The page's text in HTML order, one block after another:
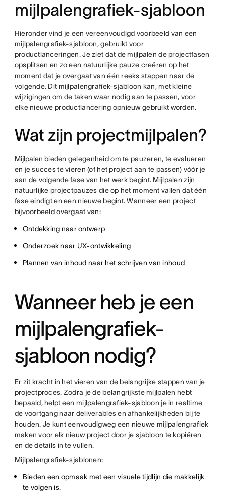
mijlpalengrafiek-sjabloon
Hieronder vind je een vereenvoudigd voorbeeld van een
mijlpalengrafiek-sjabloon, gebruikt voor
productlanceringen. Je ziet dat de mijlpalen de projectfasen
opsplitsen en zo een natuurlijke pauze creëren op het
moment dat je overgaat van één reeks stappen naar de
volgende. Dit mijlpalengrafiek-sjabloon kan, met kleine
wijzigingen om de taken waar nodig aan te passen, voor
elke nieuwe productlancering opnieuw gebruikt worden.
Wat zijn projectmijlpalen?
Mijlpalen bieden gelegenheid om te pauzeren, te evalueren
en je succes te vieren (of het project aan te passen) vóór je
aan de volgende fase van het werk begint. Mijlpalen zijn
natuurlijke projectpauzes die op het moment vallen dat één
fase eindigt en een nieuwe begint. Wanneer een project
bijvoorbeeld overgaat van:
Ontdekking naar ontwerp
Onderzoek naar UX-ontwikkeling
Plannen van inhoud naar het schrijven van inhoud
Wanneer heb je een
mijlpalengrafiek-
sjabloon nodig?
Er zit kracht in het vieren van de belangrijke stappen van je
projectproces. Zodra je de belangrijkste mijlpalen hebt
bepaald, helpt een mijlpalengrafiek-sjabloon je in realtime
de voortgang naar deliverables en afhankelijkheden bij te
houden. Je kunt eenvoudigweg een nieuwe mijlpalengrafiek
maken voor elk nieuw project door je sjabloon te kopiëren
en de details in te vullen.
Mijlpalengrafiek-sjablonen:
Bieden een opmaak met een visuele tijdlijn die makkelijk
te volgen is.